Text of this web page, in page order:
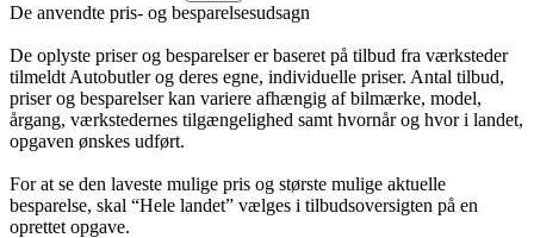
De anvendte pris- og besparelsesudsagn
De oplyste priser og besparelser er baseret på tilbud fra værksteder
tilmeldt Autobutler og deres egne, individuelle priser. Antal tilbud,
priser og besparelser kan variere afhængig af bilmærke, model,
årgang, værkstedernes tilgængelighed samt hvornår og hvor i landet,
opgaven ønskes udført.
For at se den laveste mulige pris og største mulige aktuelle
besparelse, skal “Hele landet” vælges i tilbudsoversigten på en
oprettet opgave.